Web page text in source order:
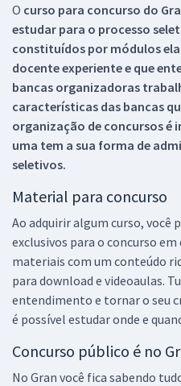
O curso para concurso do
estudar para o processo
constituídos por módulos
docente experiente e que
bancas organizadoras
características das bancas
organização de concursos
uma tem a sua forma de
seletivos.
Material para concurso
Ao adquirir algum curso, você
exclusivos para o concurso em
materiais com um conteúdo
para download e videoaulas.
entendimento e tornar o seu
é possível estudar onde e
Concurso público é no
No Gran você fica sabendo